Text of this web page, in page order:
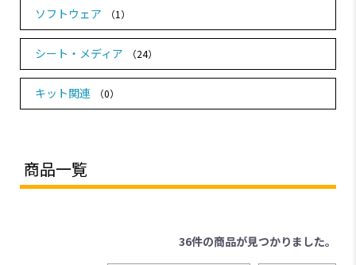
ソフトウェア （1）
シート・メディア （24）
キット関連 （0）
商品一覧
36件の商品が見つかりました。